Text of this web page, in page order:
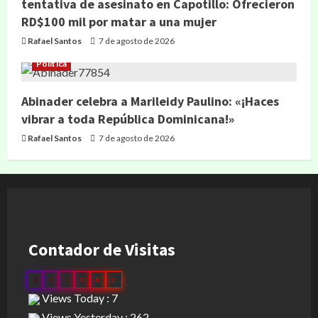
tentativa de asesinato en Capotillo: Ofrecieron
RD$100 mil por matar a una mujer
Rafael Santos 7 de agosto de 2026
Política
Abinader celebra a Marileidy Paulino: «¡Haces
vibrar a toda República Dominicana!»
Rafael Santos 7 de agosto de 2026
Contador de Visitas
0 3 1 0 8 2
Views Today : 7